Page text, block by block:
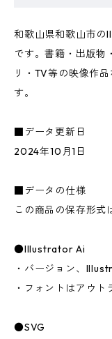
和歌山県和歌山市
です。書籍・出版物
リ・TV等の映像作
す。
■データ更新日
2024年10月1日
■データの仕様
この商品の保存形式
●Illustrator Ai
・バージョン、
・フォントはアウト
●SVG